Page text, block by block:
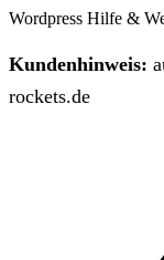
Wordpress Hilfe &
Kundenhinweis:
rockets.de